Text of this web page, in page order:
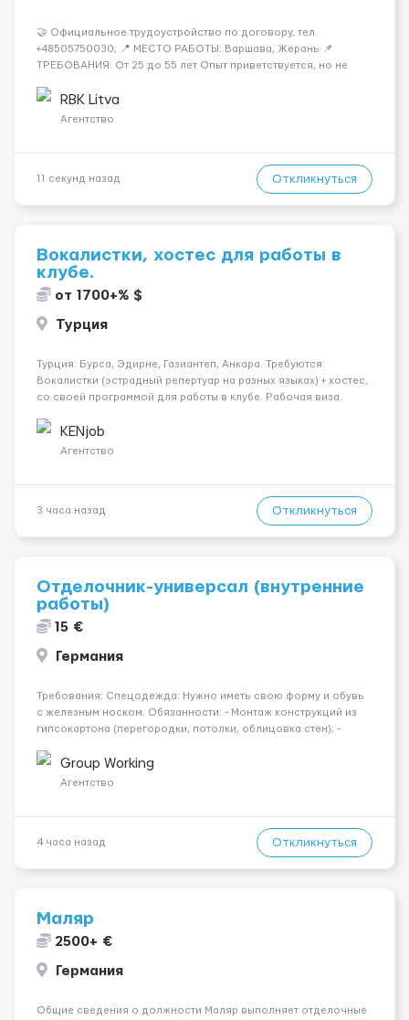
🤝 Официальное трудоустройство по договору, тел.
+48505750030; 📍 МЕСТО РАБОТЫ: Варшава, Жерань 📌
ТРЕБОВАНИЯ: От 25 до 55 лет Опыт приветствуется, но не
Мужчины (25-55 лет) язык: разговорный уровень польского 📆
ГРАФИК РАБОТЫ...
RBK Litva
Агентство
11 секунд назад Откликнуться
Вокалистки, хостес для работы в
клубе.
от 1700+% $
Турция
Турция: Бурса, Эдирне, Газиантеп, Анкара. Требуются:
Вокалистки (эстрадный репертуар на разных языках) + хостеc,
со своей программой для работы в клубе. Рабочая виза.
одного до трех месяцев. Мед. страховка. Высокая зарплат...
KENjob
Агентство
3 часа назад Откликнуться
Отделочник-универсал (внутренние
работы)
15 €
Германия
Требования: Спецодежда: Нужно иметь свою форму и обувь
с железным носком. Обязанности: - Монтаж конструкций из
гипсокартона (перегородки, потолки, облицовка стен); -
малярных работ (шпатлевка, грунтовка, покраска); -
Штукатурные работы ...
Group Working
Агентство
4 часа назад Откликнуться
Маляр
2500+ €
Германия
Общие сведения о должности Маляр выполняет отделочные